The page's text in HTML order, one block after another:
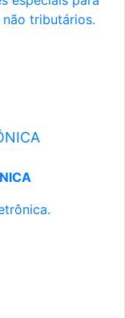
tributários.